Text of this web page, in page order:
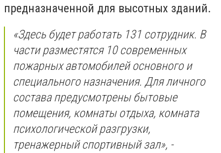
предназначенной для высотных зданий.
«Здесь будет работать 131 сотрудник. В
части разместятся 10 современных
пожарных автомобилей основного и
специального назначения. Для личного
состава предусмотрены бытовые
помещения, комнаты отдыха, комната
психологической разгрузки,
тренажерный спортивный зал», -